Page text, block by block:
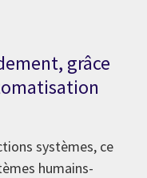
grâce
systèmes, ce
humains-